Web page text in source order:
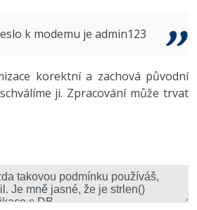
specialista
-41%
(AI) -10%
bezpečnost
k modemu je admin123
korektní a zachová původní
ji. Zpracování může trvat